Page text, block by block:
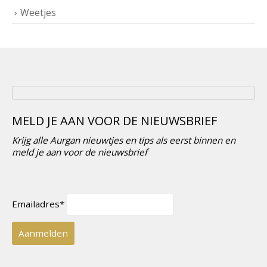
Weetjes
MELD JE AAN VOOR DE NIEUWSBRIEF
Krijg alle Aurgan nieuwtjes en tips als eerst binnen en
meld je aan voor de nieuwsbrief
Emailadres*